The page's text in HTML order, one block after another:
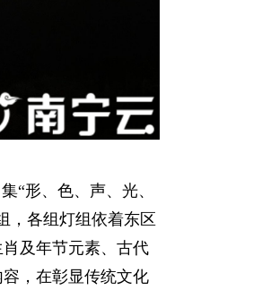
“形、色、声、光、
，各组灯组依着东区
及年节元素、古代
，在彰显传统文化